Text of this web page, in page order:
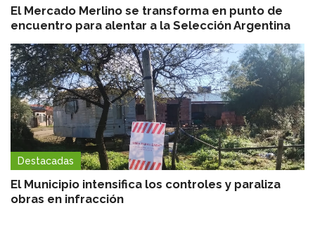
El Mercado Merlino se transforma en punto de
encuentro para alentar a la Selección Argentina
Destacadas
El Municipio intensifica los controles y paraliza
obras en infracción